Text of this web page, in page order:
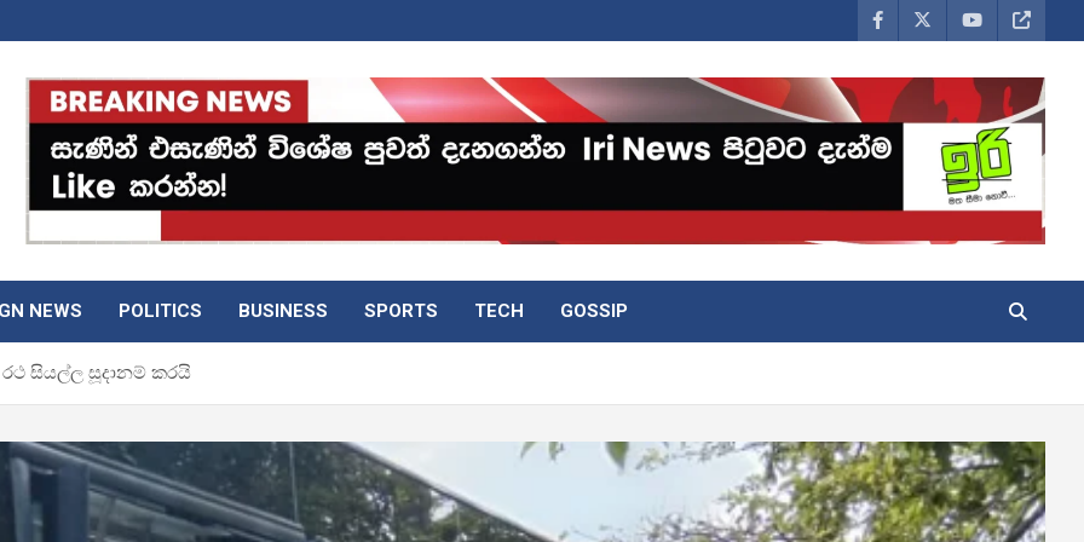
NEWS POLITICS BUSINESS SPORTS TECH GOSSIP
සියල්ල සූදානම් කරයි